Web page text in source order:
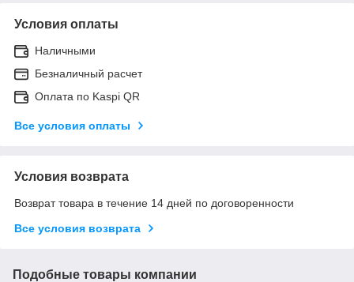
Условия оплаты
Наличными
Безналичный расчет
Оплата по Kaspi QR
Все условия оплаты
Условия возврата
Возврат товара в течение 14 дней по договоренности
Все условия возврата
Подобные товары компании